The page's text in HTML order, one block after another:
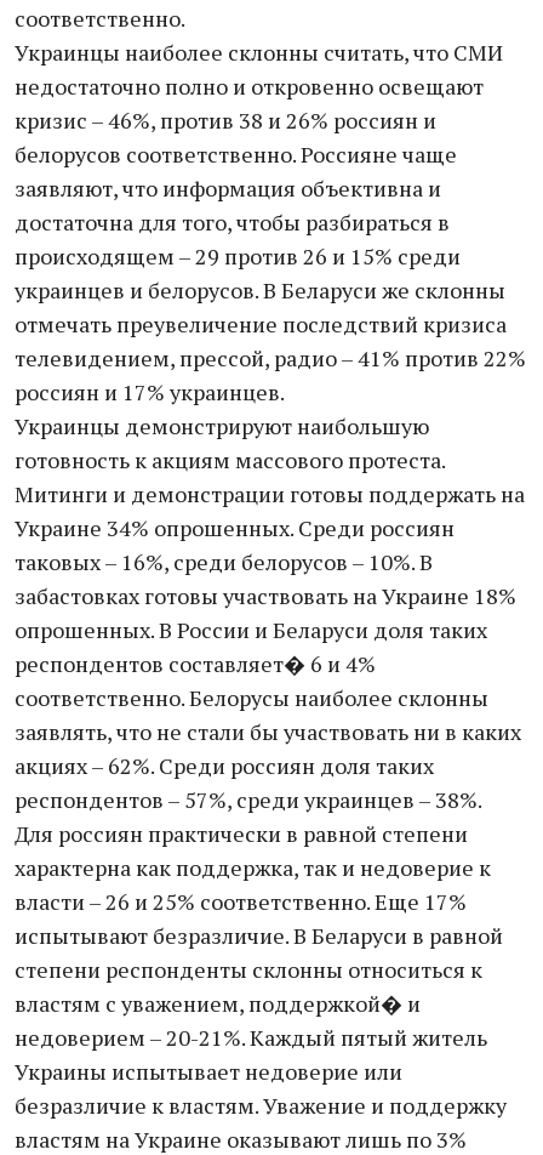
соответственно.
Украинцы наиболее склонны считать, что СМИ
недостаточно полно и откровенно освещают
кризис – 46%, против 38 и 26% россиян и
белорусов соответственно. Россияне чаще
заявляют, что информация объективна и
достаточна для того, чтобы разбираться в
происходящем – 29 против 26 и 15% среди
украинцев и белорусов. В Беларуси же склонны
отмечать преувеличение последствий кризиса
телевидением, прессой, радио – 41% против 22%
россиян и 17% украинцев.
Украинцы демонстрируют наибольшую
готовность к акциям массового протеста.
Митинги и демонстрации готовы поддержать на
Украине 34% опрошенных. Среди россиян
таковых – 16%, среди белорусов – 10%. В
забастовках готовы участвовать на Украине 18%
опрошенных. В России и Беларуси доля таких
респондентов составляет� 6 и 4%
соответственно. Белорусы наиболее склонны
заявлять, что не стали бы участвовать ни в каких
акциях – 62%. Среди россиян доля таких
респондентов – 57%, среди украинцев – 38%.
Для россиян практически в равной степени
характерна как поддержка, так и недоверие к
власти – 26 и 25% соответственно. Еще 17%
испытывают безразличие. В Беларуси в равной
степени респонденты склонны относиться к
властям с уважением, поддержкой� и
недоверием – 20-21%. Каждый пятый житель
Украины испытывает недоверие или
безразличие к властям. Уважение и поддержку
властям на Украине оказывают лишь по 3%